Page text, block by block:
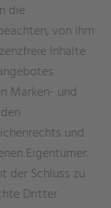
die
von ihm
Inhalte
Marken- und
und
Eigentümer.
der Schluss zu
Dritter